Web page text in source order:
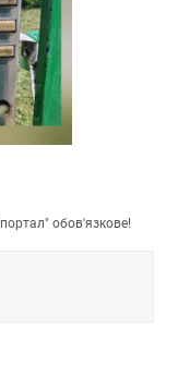
обов'язкове!